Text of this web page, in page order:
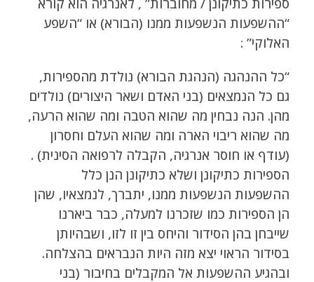
“ההשפעות הנשפעות ממנו (הבורא) או “השפע
האלוקי” :
“כל ההנהגה (הנהגת הבורא) נולדת מהספירות,
גם כל הנמצאים (בני האדם ושאר היצורים) נולדים
מהן. הנה נבחין מה שהוא הטבה ומה שהוא הרעה,
מה שהוא ריבוי הארה ומה שהוא העלם וחסרון
(עודף או חוסר אנרגיה, הקבלה לרפואה הסינית) .
הספירות כתיקונן ושלא כתיקונן הנן כלל
ההשפעות הנשפעות ממנו, יתברך, לנמצאיו, שהן
הן הספירות כמו שזכרנו למעלה, כבר ביארנו
שייבחן בהן הסידור והיחס בין זו לזו, ושבהיותן
בסידור הראוי יצא מזה היות הנבראים בהצלחה.
ובהגיע ההשפעות אל המקבלים בחיבור (בני